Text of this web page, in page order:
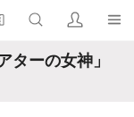
ターの女神」